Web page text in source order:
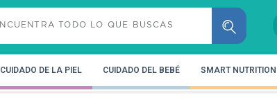
CUIDADO DE LA PIEL CUIDADO DEL BEBÉ SMART NUTRITION